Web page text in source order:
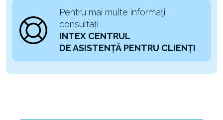
Pentru mai multe informații,
consultați
INTEX CENTRUL
DE ASISTENȚĂ PENTRU CLIENȚI